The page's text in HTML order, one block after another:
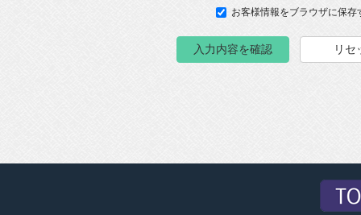
お客様情報をブラウザに保存
入力内容を確認 リセ